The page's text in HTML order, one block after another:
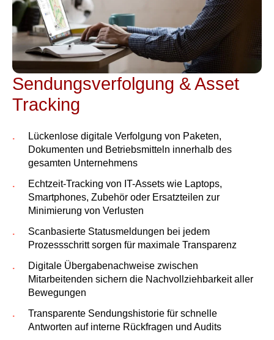
Sendungsverfolgung & Asset
Tracking
Lückenlose digitale Verfolgung von Paketen,
Dokumenten und Betriebsmitteln innerhalb des
gesamten Unternehmens
Echtzeit-Tracking von IT-Assets wie Laptops,
Smartphones, Zubehör oder Ersatzteilen zur
Minimierung von Verlusten
Scanbasierte Statusmeldungen bei jedem
Prozessschritt sorgen für maximale Transparenz
Digitale Übergabenachweise zwischen
Mitarbeitenden sichern die Nachvollziehbarkeit aller
Bewegungen
Transparente Sendungshistorie für schnelle
Antworten auf interne Rückfragen und Audits